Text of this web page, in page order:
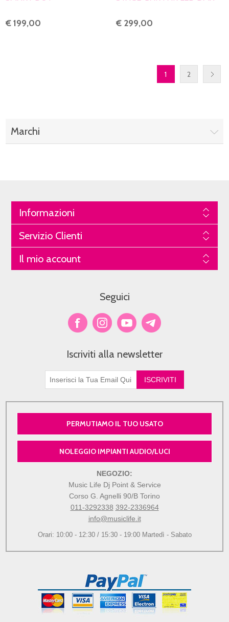
€ 199,00 € 299,00
1 2
Marchi
Informazioni
Servizio Clienti
Il mio account
Seguici
Iscriviti alla newsletter
PERMUTIAMO IL TUO USATO
NOLEGGIO IMPIANTI AUDIO/LUCI
NEGOZIO:
Music Life Dj Point & Service
Corso G. Agnelli 90/B Torino
011-3292338 392-2336964
info@musiclife.it
Orari: 10:00 - 12:30 / 15:30 - 19:00 Martedì - Sabato